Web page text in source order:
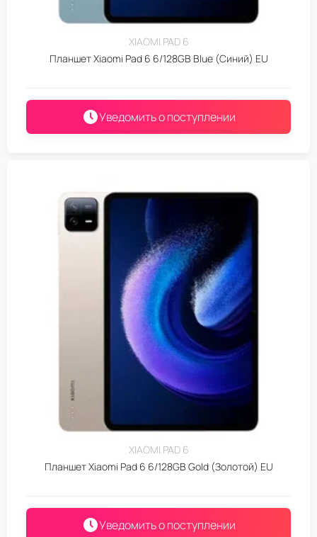
XIAOMI PAD 6
Планшет Xiaomi Pad 6 6/128GB Blue (Синий) EU
Уведомить о поступлении
XIAOMI PAD 6
Планшет Xiaomi Pad 6 6/128GB Gold (Золотой) EU
Уведомить о поступлении